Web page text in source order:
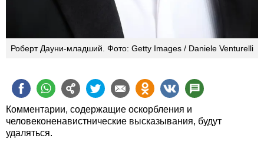
Роберт Дауни-младший. Фото: Getty Images / Daniele Venturelli
Комментарии, содержащие оскорбления и
человеконенавистнические высказывания, будут
удаляться.